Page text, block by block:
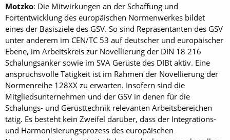
Motzko: Die Mitwirkungen an der Schaffung und
Fortentwicklung des europäischen Normenwerkes bildet
eines der Basisziele des GSV. So sind Repräsentanten des GSV
unter anderem im CEN/TC 53 auf deutscher und europäischer
Ebene, im Arbeitskreis zur Novellierung der DIN 18 216
Schalungsanker sowie im SVA Gerüste des DIBt aktiv. Eine
anspruchsvolle Tätigkeit ist im Rahmen der Novellierung der
Normenreihe 128XX zu erwarten. Insofern sind die
Mitgliedsunternehmen und der GSV in denen für die
Schalungs- und Gerüsttechnik relevanten Arbeitsbereichen
tätig. Es besteht kein Zweifel darüber, dass der Integrations-
und Harmonisierungsprozess des europäischen